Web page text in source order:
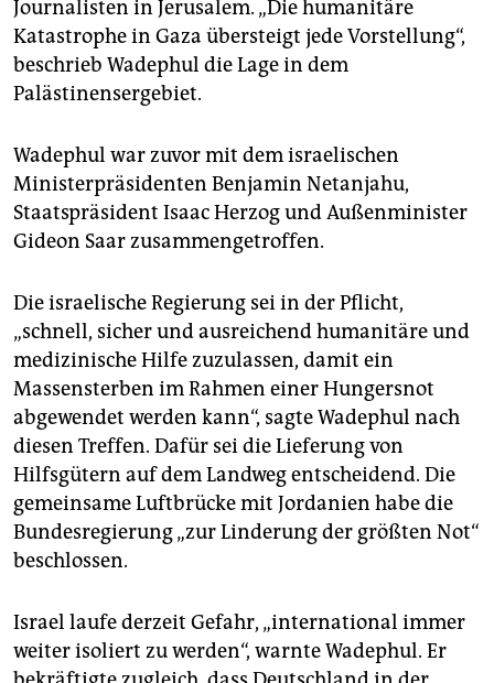
Journalisten in Jerusalem. „Die humanitäre
Katastrophe in Gaza übersteigt jede Vorstellung“,
beschrieb Wadephul die Lage in dem
Palästinensergebiet.
Wadephul war zuvor mit dem israelischen
Ministerpräsidenten Benjamin Netanjahu,
Staatspräsident Isaac Herzog und Außenminister
Gideon Saar zusammengetroffen.
Die israelische Regierung sei in der Pflicht,
„schnell, sicher und ausreichend humanitäre und
medizinische Hilfe zuzulassen, damit ein
Massensterben im Rahmen einer Hungersnot
abgewendet werden kann“, sagte Wadephul nach
diesen Treffen. Dafür sei die Lieferung von
Hilfsgütern auf dem Landweg entscheidend. Die
gemeinsame Luftbrücke mit Jordanien habe die
Bundesregierung „zur Linderung der größten Not“
beschlossen.
Israel laufe derzeit Gefahr, „international immer
weiter isoliert zu werden“, warnte Wadephul. Er